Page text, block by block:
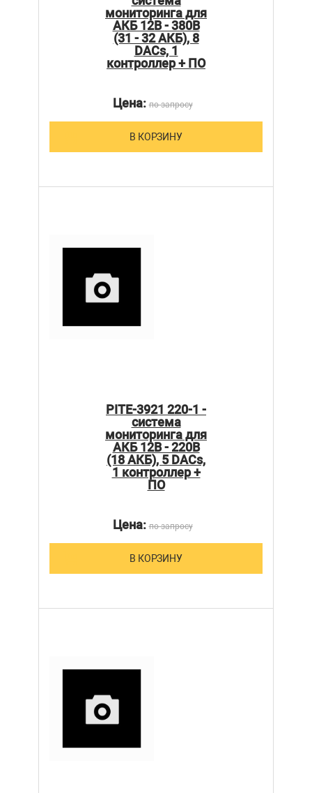
мониторинга для
АКБ 12В - 380В
(31 - 32 АКБ), 8
DACs, 1
контроллер + ПО
Цена:по запросу
В КОРЗИНУ
PITE-3921 220-1 -
система
мониторинга для
АКБ 12В - 220В
(18 АКБ), 5 DACs,
1 контроллер +
ПО
Цена:по запросу
В КОРЗИНУ